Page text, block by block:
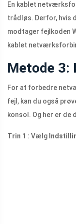
En kablet
trådløs. Derfor, hvis
modtager fejlkoden
kablet
Metode 3:
For at forbedre
fejl, kan du også
konsol. Og her er de
Trin 1 : Vælg